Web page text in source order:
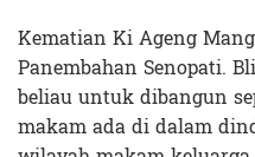
Kematian Ki Ageng
Panembahan Senopati.
beliau untuk dibangun
makam ada di dalam